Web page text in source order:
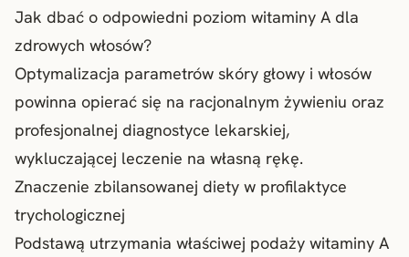
Jak dbać o odpowiedni poziom witaminy A dla
zdrowych włosów?
Optymalizacja parametrów skóry głowy i włosów
powinna opierać się na racjonalnym żywieniu oraz
profesjonalnej diagnostyce lekarskiej,
wykluczającej leczenie na własną rękę.
Znaczenie zbilansowanej diety w profilaktyce
trychologicznej
Podstawą utrzymania właściwej podaży witaminy A